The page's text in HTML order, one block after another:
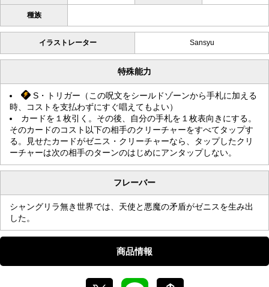
種族
イラストレーター Sansyu
特殊能力
S・トリガー（この呪文をシールドゾーンから手札に加える
時、コストを支払わずにすぐ唱えてもよい）
カードを１枚引く。その後、自分の手札を１枚表向きにする。
そのカードのコスト以下の相手のクリーチャーをすべてタップす
る。見せたカードがゼニス・クリーチャーなら、タップしたクリ
ーチャーは次の相手のターンのはじめにアンタップしない。
フレーバー
シャングリラ無き世界では、天使と悪魔の矛盾がゼニスを生み出
した。
商品情報